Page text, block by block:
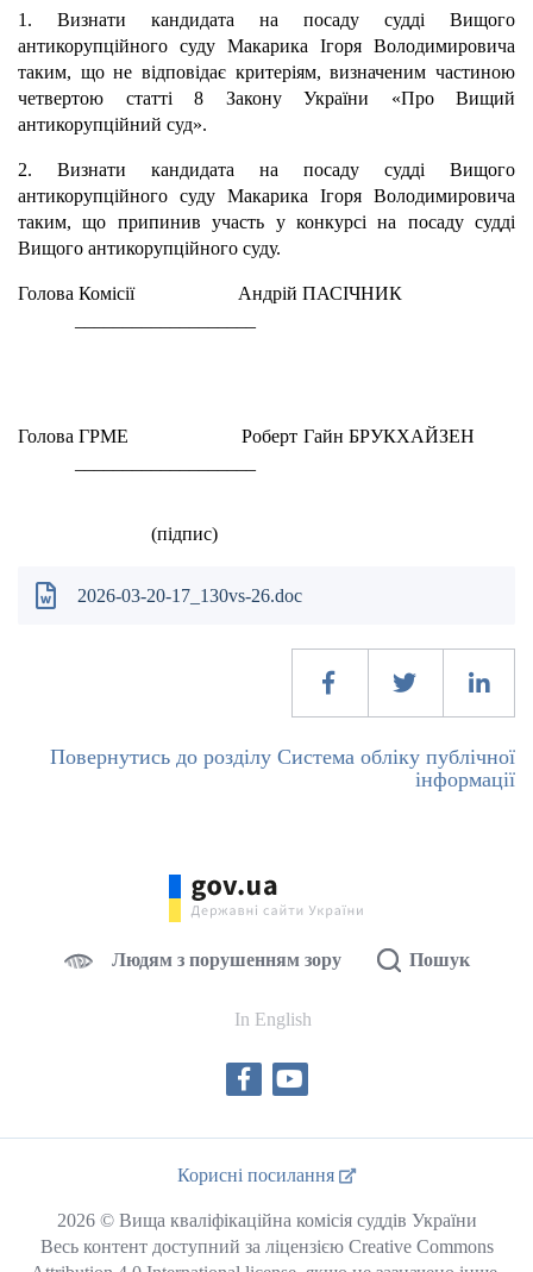
1. Визнати кандидата на посаду судді Вищого
антикорупційного суду Макарика Ігоря Володимировича
таким, що не відповідає критеріям, визначеним частиною
четвертою статті 8 Закону України «Про Вищий
антикорупційний суд».
2. Визнати кандидата на посаду судді Вищого
антикорупційного суду Макарика Ігоря Володимировича
таким, що припинив участь у конкурсі на посаду судді
Вищого антикорупційного суду.
Голова Комісії Андрій ПАСІЧНИК
Голова ГРМЕ Роберт Гайн БРУКХАЙЗЕН
(підпис)
2026-03-20-17_130vs-26.doc
Повернутись до розділу Система обліку публічної
інформації
Людям з порушенням зору Пошук
In English
Корисні посилання
2026 © Вища кваліфікаційна комісія суддів України
Весь контент доступний за ліцензією Creative Commons